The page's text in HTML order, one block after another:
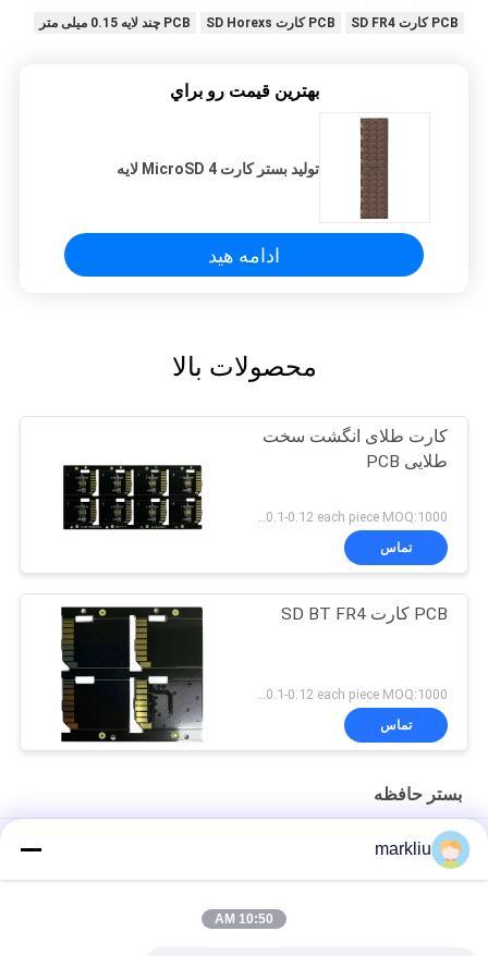
PCB کارت SD FR4 PCB کارت SD Horexs PCB چند لایه 0.15 میلی متر
بهترين قيمت رو براي
تولید بستر کارت MicroSD 4 لایه
ادامه هید
محصولات بالا
کارت طلای انگشت سخت
طلایی PCB
US 0.1-0.12 each piece MOQ:1000 قطعه
تماس
PCB کارت SD BT FR4
تماس
بستر حافظه
های حافظه
markliu
10:50 AM